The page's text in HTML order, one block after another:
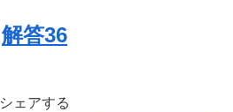
解答36
シェアする